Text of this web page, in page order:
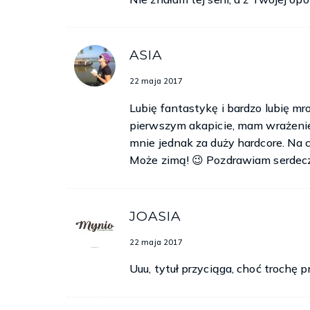
ASIA
22 maja 2017
Lubię fantastykę i bardzo lubię
pierwszym akapicie, mam
mnie jednak za duży hardcore. Na
Może zimą! 😉 Pozdrawiam
JOASIA
22 maja 2017
Uuu, tytuł przyciąga, choć trochę